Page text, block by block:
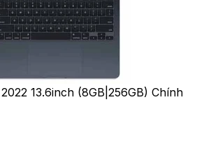
13.6inch (8GB|256GB) Chính